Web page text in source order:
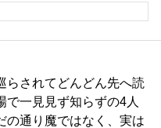
らされてどんどん先へ読
で一見見ず知らずの4人
の通り魔ではなく、実は